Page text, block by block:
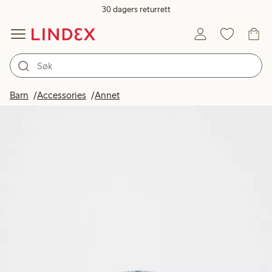
30 dagers returrett
Barn Accessories Annet